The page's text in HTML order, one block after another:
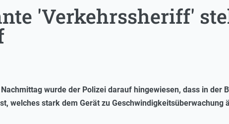
'Verkehrssheriff'
wurde der Polizei darauf hingewiesen, dass in der
welches stark dem Gerät zu Geschwindigkeitsüberwachung